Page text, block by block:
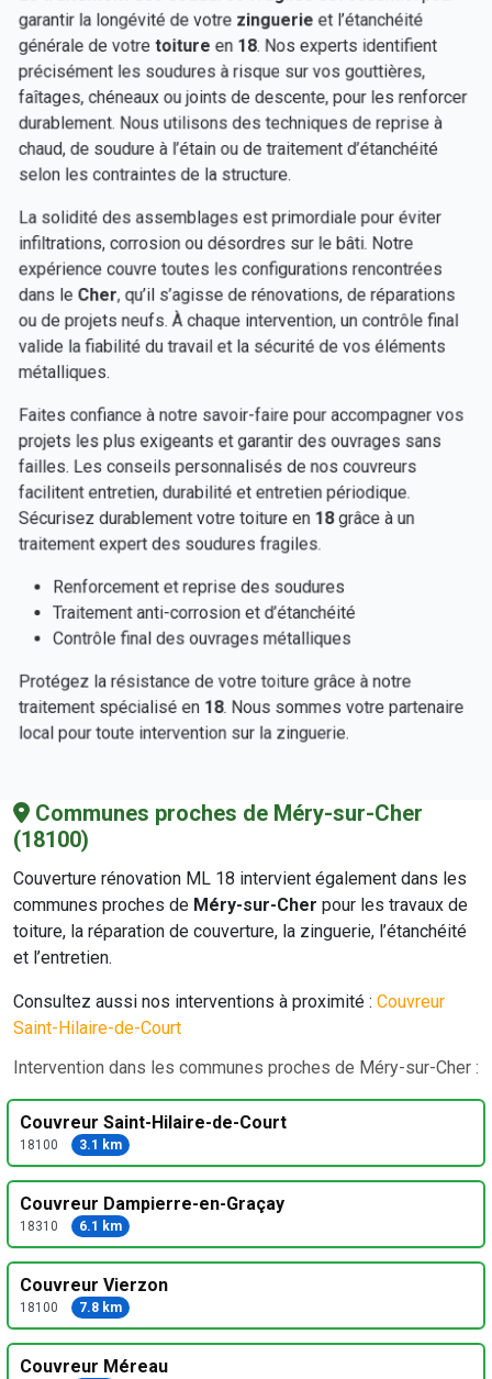
garantir la longévité de votre zinguerie et l’étanchéité
générale de votre toiture en 18 . Nos experts identifient
précisément les soudures à risque sur vos gouttières,
faîtages, chéneaux ou joints de descente, pour les renforcer
durablement. Nous utilisons des techniques de reprise à
chaud, de soudure à l’étain ou de traitement d’étanchéité
selon les contraintes de la structure.
La solidité des assemblages est primordiale pour éviter
infiltrations, corrosion ou désordres sur le bâti. Notre
expérience couvre toutes les configurations rencontrées
dans le Cher, qu’il s’agisse de rénovations, de réparations
ou de projets neufs. À chaque intervention, un contrôle final
valide la fiabilité du travail et la sécurité de vos éléments
métalliques.
Faites confiance à notre savoir-faire pour accompagner vos
projets les plus exigeants et garantir des ouvrages sans
failles. Les conseils personnalisés de nos couvreurs
facilitent entretien, durabilité et entretien périodique.
Sécurisez durablement votre toiture en18grâce à un
traitement expert des soudures fragiles.
Renforcement et reprise des soudures
Traitement anti-corrosion et d’étanchéité
Contrôle final des ouvrages métalliques
Protégez la résistance de votre toiture grâce à notre
traitement spécialisé en 18. Nous sommes votre partenaire
local pour toute intervention sur la zinguerie.
Communes proches de Méry-sur-Cher
(18100)
Couverture rénovation ML 18 intervient également dans les
communes proches de Méry-sur-Cher pour les travaux de
toiture, la réparation de couverture, la zinguerie, l’étanchéité
et l’entretien.
Consultez aussi nos interventions à proximité : Couvreur
Saint-Hilaire-de-Court
Intervention dans les communes proches de Méry-sur-Cher :
Couvreur Saint-Hilaire-de-Court
18100 3.1 km
Couvreur Dampierre-en-Graçay
18310 6.1 km
Couvreur Vierzon
18100 7.8 km
Couvreur Méreau